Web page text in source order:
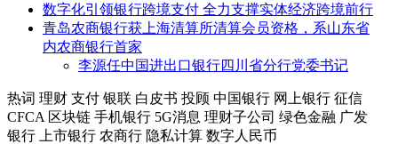
数字化引领银行跨境支付 全力支撑实体经济跨境前行
青岛农商银行获上海清算所清算会员资格，系山东省
内农商银行首家
李源任中国进出口银行四川省分行党委书记
热词 理财 支付 银联 白皮书 投顾 中国银行 网上银行 征信
CFCA 区块链 手机银行 5G消息 理财子公司 绿色金融 广发
银行
上市银行 农商行 隐私计算 数字人民币